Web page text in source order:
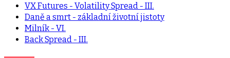
VX Futures - Volatility Spread - III.
Daně a smrt - základní životní jistoty
Milník - VI.
Back Spread - III.